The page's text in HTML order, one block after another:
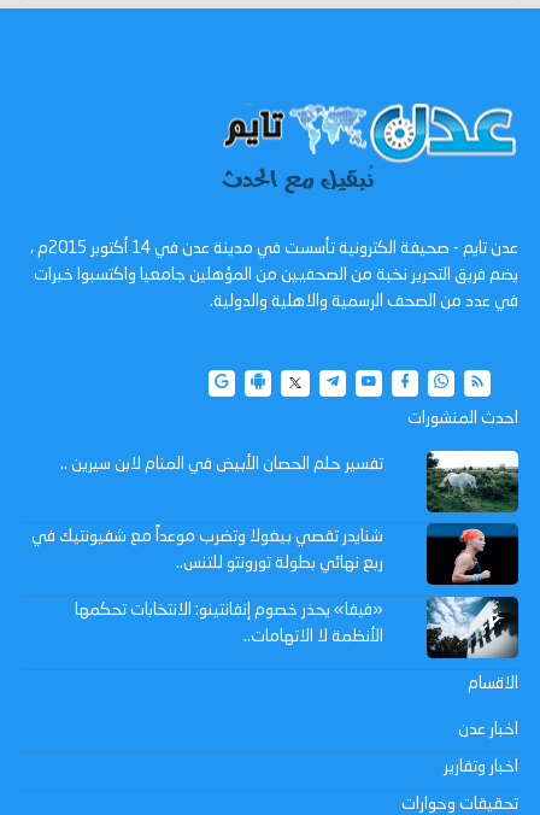
عدن تايم - صحيفة الكترونية تأسست في مدينة عدن في 14 أكتوبر 2015م ،
يضم فريق التحرير نخبة من الصحفيين من المؤهلين جامعيا واكتسبوا خبرات
في عدد من الصحف الرسمية والاهلية والدولية.
احدث المنشورات
تفسير حلم الحصان الأبيض في المنام لابن سيرين ..
شنايدر تقصي بيغولا وتضرب موعداً مع شفيونتيك في
ربع نهائي بطولة تورونتو للتنس..
«فيفا» يحذر خصوم إنفانتينو: الانتخابات تحكمها
الأنظمة لا الاتهامات..
الاقسام
اخبار عدن
اخبار وتقارير
تحقيقات وحوارات